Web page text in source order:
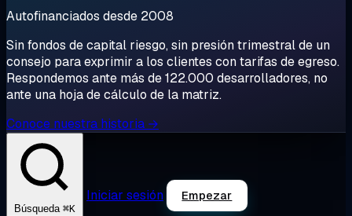
Autofinanciados desde 2008
Sin fondos de capital riesgo, sin presión trimestral de un
consejo para exprimir a los clientes con tarifas de egreso.
Respondemos ante más de 122.000 desarrolladores, no
ante una hoja de cálculo de la matriz.
Conoce nuestra historia →
Búsqueda ⌘K
Iniciar sesión Empezar